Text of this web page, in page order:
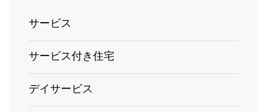
サービス
サービス付き住宅
デイサービス